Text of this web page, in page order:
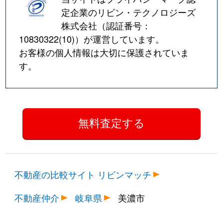
定企業のリビン・テクノロジーズ
株式会社（認証番号：
10830322(10)）が運営しています。
お客様の個人情報は大切に保護されていま
す。
不動産の比較サイト リビンマッチ
不動産仲介
岐阜県 美濃市